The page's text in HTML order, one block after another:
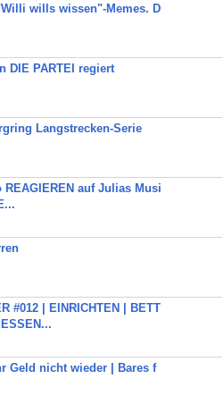
wills wissen"-Memes. D
DIE PARTEI regiert
Langstrecken-Serie
auf Julias Musi
#012 | EINRICHTEN | BETT
Geld nicht wieder | Bares f